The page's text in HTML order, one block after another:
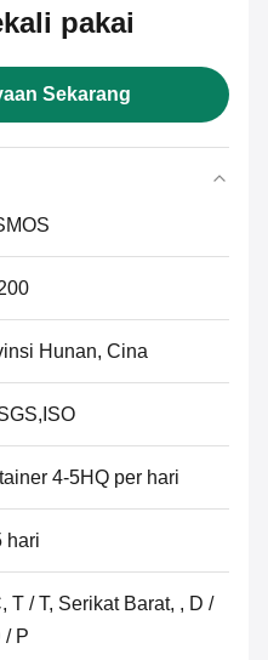
pakai
Sekarang
Hunan, Cina
4-5HQ per hari
hari
T / T, Serikat Barat, , D /
/ P